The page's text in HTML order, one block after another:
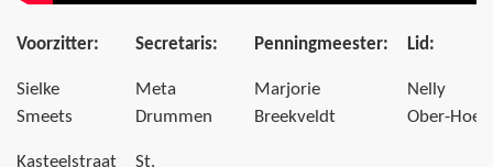
Voorzitter: Secretaris: Penningmeester: Lid:
Sielke
Smeets
Meta
Drummen
Marjorie
Breekveldt
Nelly
Ober-Hoen
Kasteelstraat
St.